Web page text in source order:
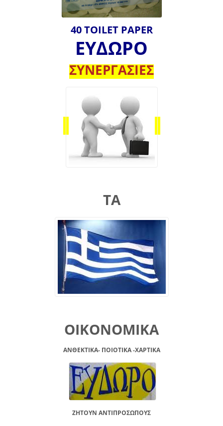
40 TOILET PAPER
ΕΥΔΩΡΟ
ΣΥΝΕΡΓΑΣΙΕΣ
ΤΑ
ΟΙΚΟΝΟΜΙΚΑ
ΑΝΘΕΚΤΙΚΑ- ΠΟΙΟΤΙΚΑ -XAPTIKA
ΖΗΤΟΥΝ ΑΝΤΙΠΡΟΣΩΠΟΥΣ